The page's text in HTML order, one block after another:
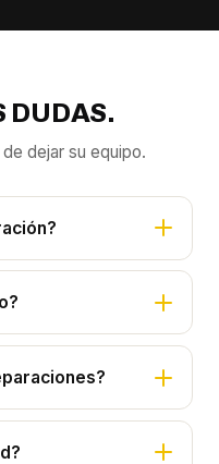
DUDAS.
dejar su equipo.